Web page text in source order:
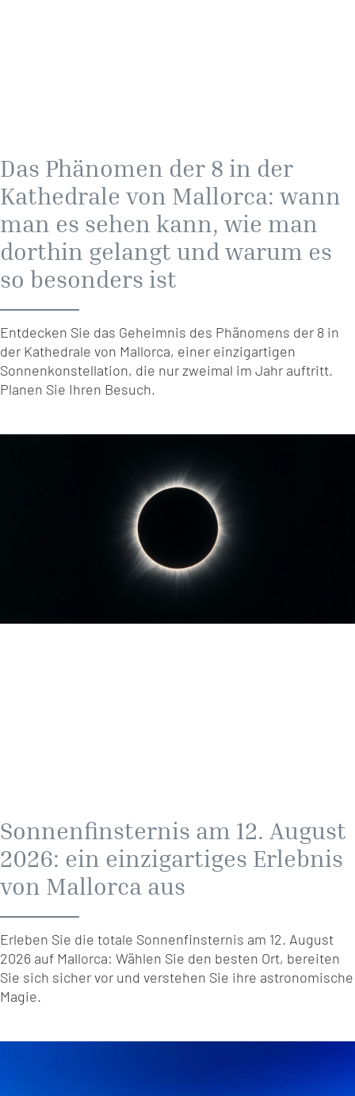
Das Phänomen der 8 in der
Kathedrale von Mallorca: wann
man es sehen kann, wie man
dorthin gelangt und warum es
so besonders ist
Entdecken Sie das Geheimnis des Phänomens der 8 in
der Kathedrale von Mallorca, einer einzigartigen
Sonnenkonstellation, die nur zweimal im Jahr auftritt.
Planen Sie Ihren Besuch.
Sonnenfinsternis am 12. August
2026: ein einzigartiges Erlebnis
von Mallorca aus
Erleben Sie die totale Sonnenfinsternis am 12. August
2026 auf Mallorca: Wählen Sie den besten Ort, bereiten
Sie sich sicher vor und verstehen Sie ihre astronomische
Magie.